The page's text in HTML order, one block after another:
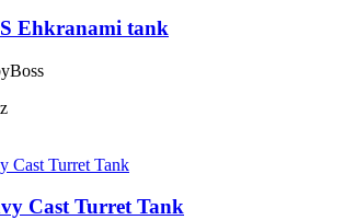
Ehkranami tank
Cast Turret Tank